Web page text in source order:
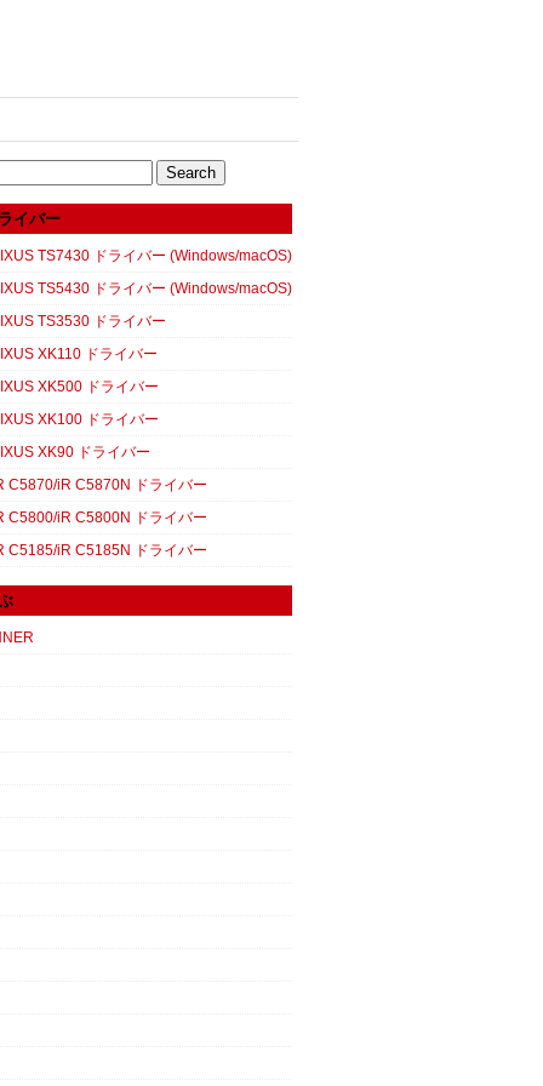
イバー
TS7430 ドライバー (Windows/macOS)
TS5430 ドライバー (Windows/macOS)
TS3530 ドライバー
XK110 ドライバー
XK500 ドライバー
XK100 ドライバー
XK90 ドライバー
C5870/iR C5870N ドライバー
C5800/iR C5800N ドライバー
C5185/iR C5185N ドライバー